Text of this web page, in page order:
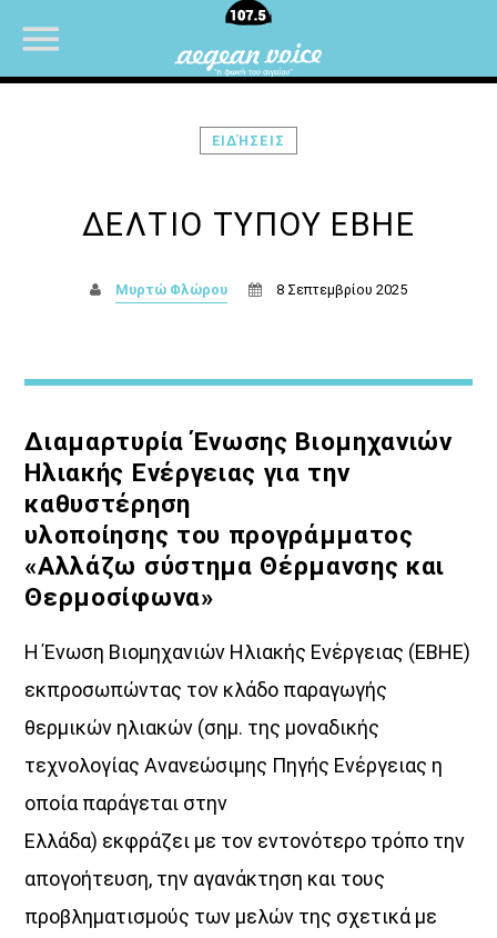
Just Music
Μπορεί να υπάρχουν πολλά και διαφορετικά είδη
μουσικής, όμως, η μουσική είναι μία γλώσσα… Αυτή τη
Ψιμοπούλου , παρουσιάζοντας τραγούδια από κάθε φάσμα
του ρεπερτορίου!
Ελληνικά, ξένα, pop, λαϊκά, rap… όλα τα τραγούδια γίνονται
καθώς παίζει όλα τα είδη μουσικής, κάνονταςμία μεγάλη
ΕΙΔΉΣΕΙΣ
ΔΕΛΤΙΟ ΤΥΠΟΥ ΕΒΗΕ
Μυρτώ Φλώρου 8 Σεπτεμβρίου 2025
Διαμαρτυρία Ένωσης Βιομηχανιών
Ηλιακής Ενέργειας για την
καθυστέρηση
υλοποίησης του προγράμματος
«Αλλάζω σύστημα Θέρμανσης και
Θερμοσίφωνα»
Η Ένωση Βιομηχανιών Ηλιακής Ενέργειας (ΕΒΗΕ)
εκπροσωπώντας τον κλάδο παραγωγής
θερμικών ηλιακών (σημ. της μοναδικής
τεχνολογίας Ανανεώσιμης Πηγής Ενέργειας η
οποία παράγεται στην
Ελλάδα) εκφράζει με τον εντονότερο τρόπο την
απογοήτευση, την αγανάκτηση και τους
προβληματισμούς των μελών της σχετικά με